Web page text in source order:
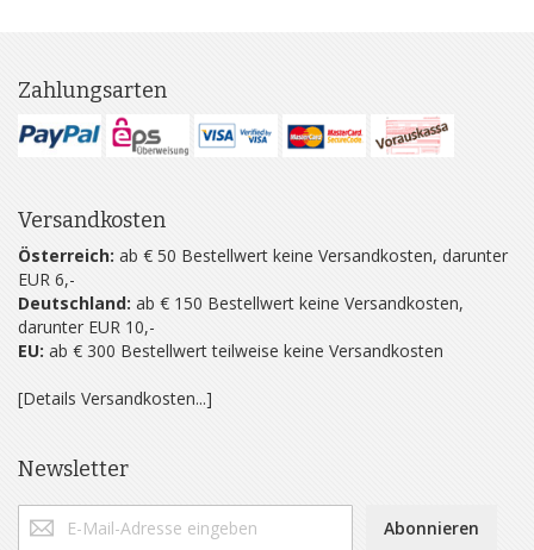
Zahlungsarten
Versandkosten
Österreich: ab € 50 Bestellwert keine Versandkosten, darunter
EUR 6,-
Deutschland: ab € 150 Bestellwert keine Versandkosten,
darunter EUR 10,-
EU: ab € 300 Bestellwert teilweise keine Versandkosten
[Details Versandkosten...]
Newsletter
Abonnieren